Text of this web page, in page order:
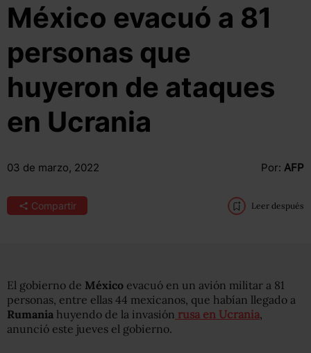
México evacuó a 81
personas que
huyeron de ataques
en Ucrania
03 de marzo, 2022 Por: AFP
Compartir Leer después
El gobierno de México evacuó en un avión militar a 81
personas, entre ellas 44 mexicanos, que habían llegado a
Rumania huyendo de la invasión rusa en Ucrania,
anunció este jueves el gobierno.